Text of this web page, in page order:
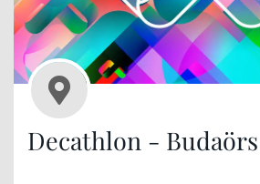
Decathlon - Budaörs